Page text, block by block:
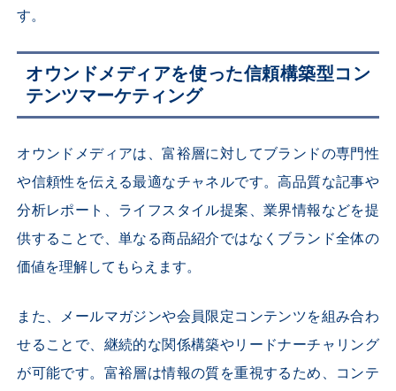
す。
オウンドメディアを使った信頼構築型コン
テンツマーケティング
オウンドメディアは、富裕層に対してブランドの専門性
や信頼性を伝える最適なチャネルです。高品質な記事や
分析レポート、ライフスタイル提案、業界情報などを提
供することで、単なる商品紹介ではなくブランド全体の
価値を理解してもらえます。
また、メールマガジンや会員限定コンテンツを組み合わ
せることで、継続的な関係構築やリードナーチャリング
が可能です。富裕層は情報の質を重視するため、コンテ